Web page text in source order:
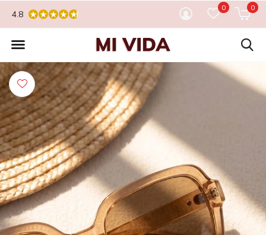
0 0
4.8